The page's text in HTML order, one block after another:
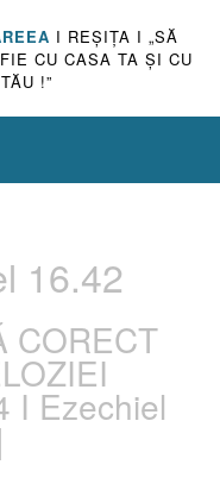
I REŞIŢA I „SĂ
CU CASA TA ŞI CU
!”
16.42
CORECT
I Ezechiel